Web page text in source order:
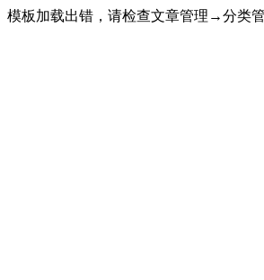
模板加载出错，请检查文章管理→分类